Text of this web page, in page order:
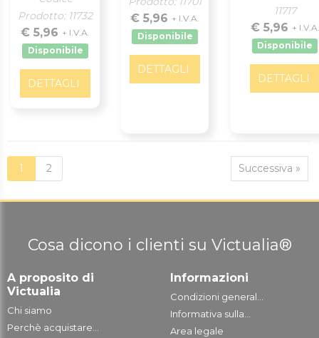
Prodotto: 11732
€ 5,96 + I.V.A.
Disponibile
DETTAGLI
€ 5,96 + I.V.A.
Disponibile
DETTAGLI
11717
€ 5,96 + I.V.A.
Disponibile
DETTAGLI
1 2 Successiva »
Cosa dicono i clienti su Victualia®
A proposito di
Victualia
Chi siamo
Perchè acquistare...
Informazioni
Condizioni general...
Informativa sulla...
Area legale